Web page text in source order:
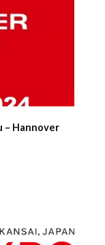
– Hannover